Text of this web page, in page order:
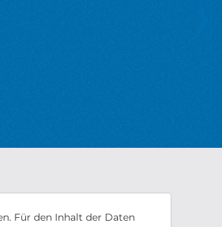
Für den Inhalt der Daten